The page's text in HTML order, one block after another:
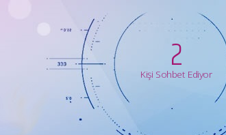
2
Kişi Sohbet Ediyor